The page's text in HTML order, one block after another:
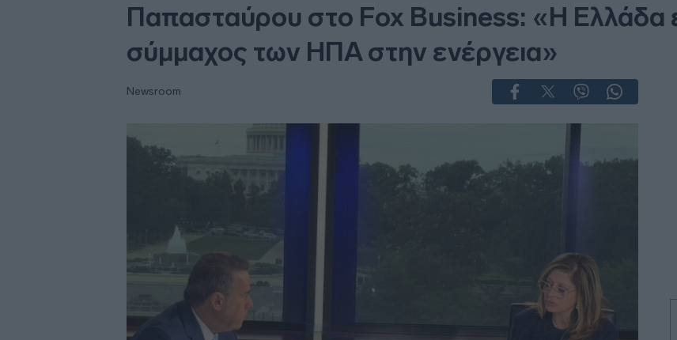
Παπασταύρου στο Fox Business: «Η Ελλάδα
σύμμαχος των ΗΠΑ στην ενέργεια»
Newsroom